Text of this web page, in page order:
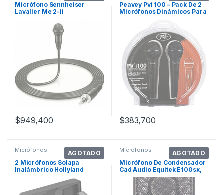
Micrófono Sennheiser
Lavalier Me 2-ii
$949,400
Peavey Pvi 100 – Pack De 2
Micrófonos Dinámicos Para
$383,700
AGOTADO
Micrófonos
2 Micrófonos Solapa
Inalámbrico Hollyland
AGOTADO
Micrófonos
Micrófono De Condensador
Cad Audio Equitek E100sx,
Color Negro